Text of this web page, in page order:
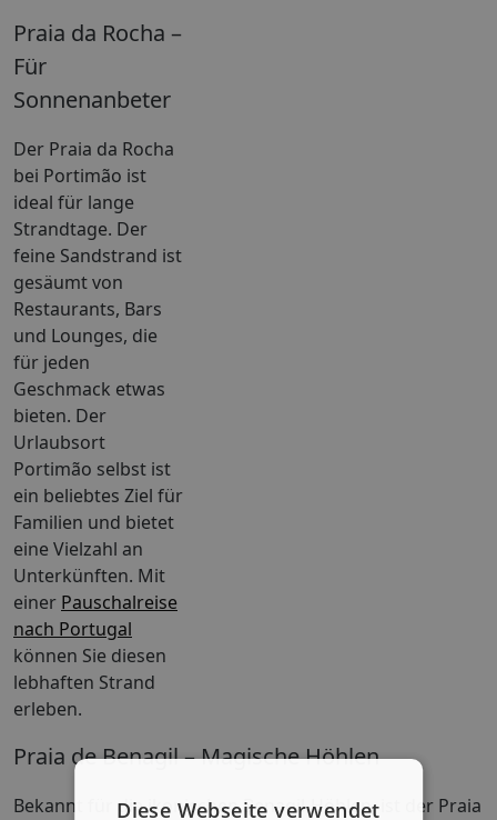
Praia da Rocha –
Für
Sonnenanbeter
Der Praia da Rocha
bei Portimão ist
ideal für lange
Strandtage. Der
feine Sandstrand ist
gesäumt von
Restaurants, Bars
und Lounges, die
für jeden
Geschmack etwas
bieten. Der
Urlaubsort
Portimão selbst ist
ein beliebtes Ziel für
Familien und bietet
eine Vielzahl an
Unterkünften. Mit
einer Pauschalreise
nach Portugal
können Sie diesen
lebhaften Strand
erleben.
Praia de Benagil – Magische Höhlen
Bekannt für die ikonischen Benagil-Höhlen, ist der Praia
Diese Webseite verwendet